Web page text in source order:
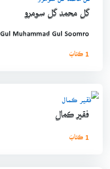
گل محمد گل سومرو
Gul Muhammad Gul Soomro
1 ڪتابَ
فقير ڪمال
1 ڪتابَ